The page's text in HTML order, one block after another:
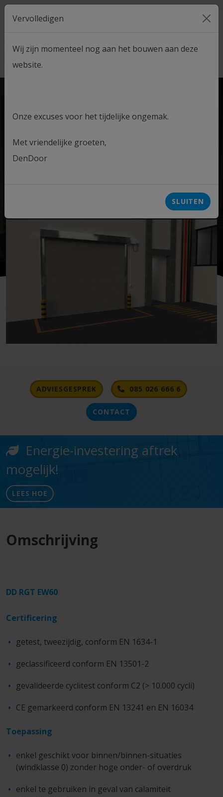
DD RGT EW 60
ADVIESGESPREK 085 026 666 6
CONTACT
Energie-investering aftrek
mogelijk!
LEES HOE
Omschrijving
DD RGT EW60
Certificering
getest, tweezijdig, conform EN 1634-1
geclassificeerd conform EN 13501-2
gevalideerde cyclitest conform C2 (> 10.000 cycli)
CE gemarkeerd conform EN 13241 en EN 16034
Toepassing
enkel geschikt voor binnen/binnen-situaties
(windklasse 0) zonder hoge onder- of overdruk
enkel te gebruiken in geval van calamiteit
Vervolledigen
Wij zijn momenteel nog aan het bouwen aan deze
website.
Onze excuses voor het tijdelijke ongemak.
Met vriendelijke groeten,
DenDoor
SLUITEN